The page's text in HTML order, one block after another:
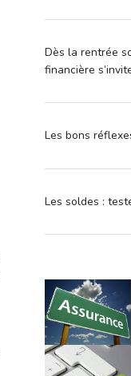
Dès la rentrée
financière
Les bons
Les soldes :